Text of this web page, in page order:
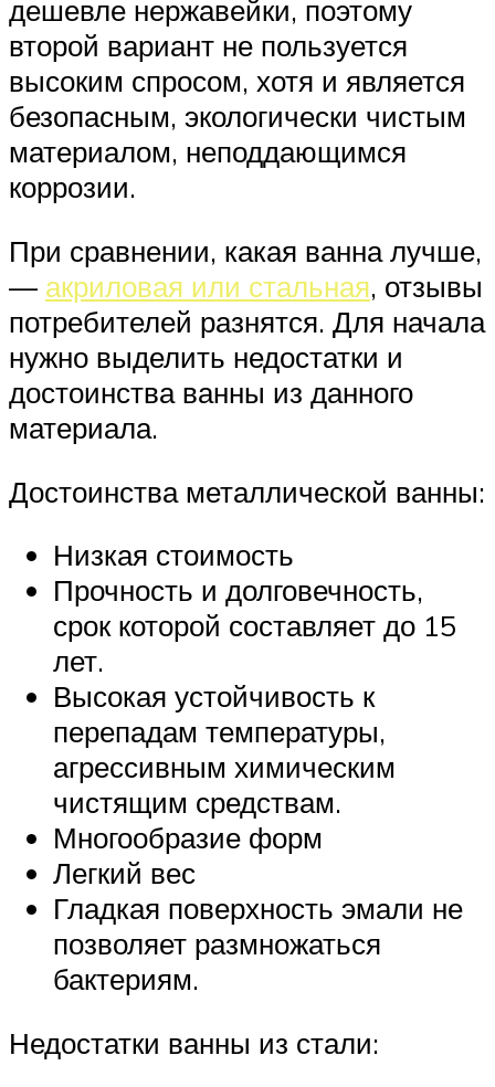
дешевле нержавейки, поэтому
второй вариант не пользуется
высоким спросом, хотя и является
безопасным, экологически чистым
материалом, неподдающимся
коррозии.
При сравнении, какая ванна лучше,
— акриловая или стальная, отзывы
потребителей разнятся. Для начала
нужно выделить недостатки и
достоинства ванны из данного
материала.
Достоинства металлической ванны:
Низкая стоимость
Прочность и долговечность,
срок которой составляет до 15
лет.
Высокая устойчивость к
перепадам температуры,
агрессивным химическим
чистящим средствам.
Многообразие форм
Легкий вес
Гладкая поверхность эмали не
позволяет размножаться
бактериям.
Недостатки ванны из стали: